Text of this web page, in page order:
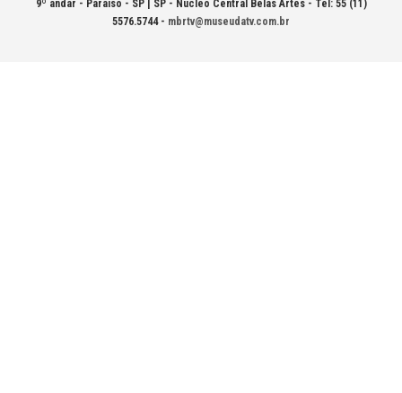
9º andar - Paraíso - SP | SP - Núcleo Central Belas Artes - Tel: 55 (11)
5576.5744 - mbrtv@museudatv.com.br